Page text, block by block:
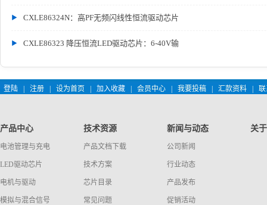
CXLE86324N：高PF无频闪线性恒流驱动芯片
CXLE86323 降压恒流LED驱动芯片：6-40V输
登陆 注册 设为首页 加入收藏 会员中心 我要投稿 汇款资料
产品中心
电池管理与充电
LED驱动芯片
电机与驱动
模拟与混合信号
技术资源
产品文档下载
技术方案
芯片目录
常见问题
新闻与动态
公司新闻
行业动态
产品发布
促销活动
关